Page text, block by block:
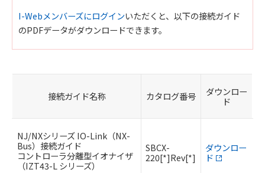
I-Webメンバーズにログインいただくと、以下の接続ガイド
のPDFデータがダウンロードできます。
接続ガイド名称 カタログ番号
ダウンロー
ド
NJ/NXシリーズ IO-Link（NX-
Bus）接続ガイド
コントローラ分離型イオナイザ
（IZT43-L シリーズ）
SBCX-
220[*]Rev[*]
ダウンロー
ド